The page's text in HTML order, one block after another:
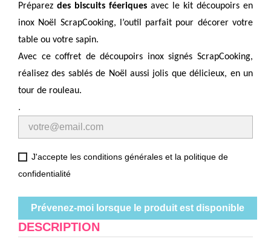
Préparez des biscuits féeriques avec le kit découpoirs en
inox Noël ScrapCooking, l’outil parfait pour décorer votre
table ou votre sapin.
Avec ce coffret de découpoirs inox signés ScrapCooking,
réalisez des sablés de Noël aussi jolis que délicieux, en un
tour de rouleau.
.
J'accepte les conditions générales et la politique de
confidentialité
Prévenez-moi lorsque le produit est disponible
DESCRIPTION